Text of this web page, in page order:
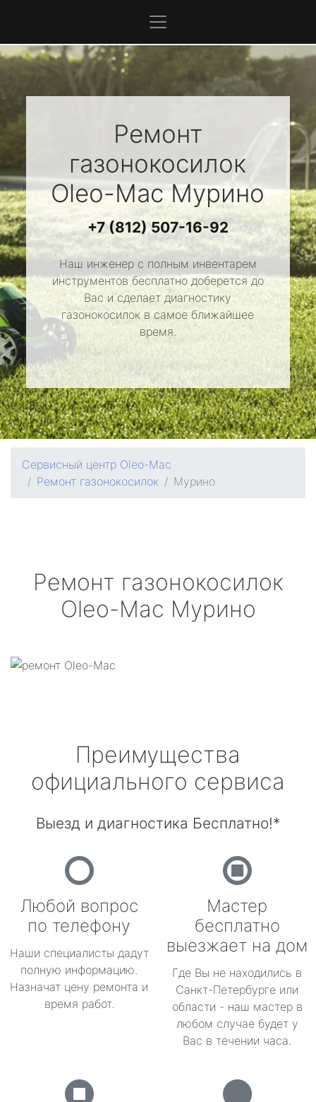
Ремонт
газонокосилок
Oleo-MacМурино
+7 (812) 507-16-92
Наш инженер с полным инвентарем
инструментов бесплатно доберется до
Вас и сделает диагностику
газонокосилок в самое ближайшее
время.
Сервисный центр Oleo-Mac
Ремонт газонокосилок
Мурино
Ремонт газонокосилок
Oleo-Mac Мурино
Преимущества
официального сервиса
Выезд и диагностика Бесплатно!*
Любой вопрос
по телефону
Наши специалисты дадут
полную информацию.
Назначат цену ремонта и
время работ.
Мастер
бесплатно
выезжает на дом
Где Вы не находились в
Санкт-Петербурге или
области - наш мастер в
любом случае будет у
Вас в течении часа.